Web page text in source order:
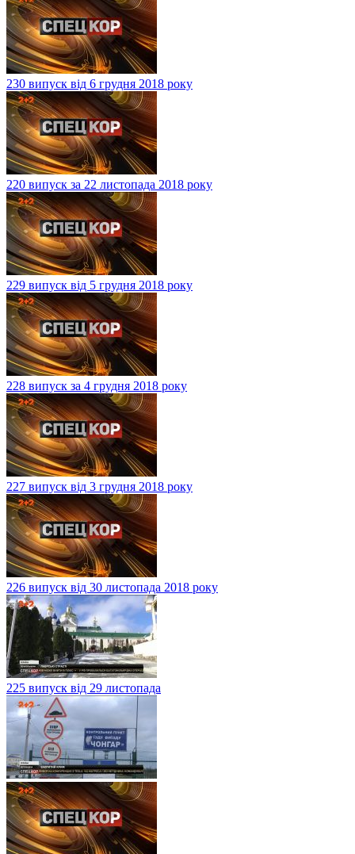
230 випуск від 6 грудня 2018 року
220 випуск за 22 листопада 2018 року
229 випуск від 5 грудня 2018 року
228 випуск за 4 грудня 2018 року
227 випуск від 3 грудня 2018 року
226 випуск від 30 листопада 2018 року
225 випуск від 29 листопада